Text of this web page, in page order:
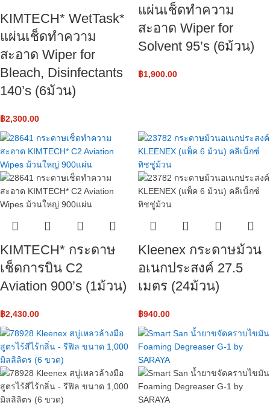
KIMTECH* WetTask*
แผ่นเช็ดทำความ
สะอาด Wiper for
Bleach, Disinfectants
140’s (6ม้วน)
฿2,300.00
แผ่นเช็ดทำความ
สะอาด Wiper for
Solvent 95’s (6ม้วน)
฿1,900.00
KIMTECH* กระดาษ
เช็ดการบิน C2
Aviation 900’s (1ม้วน)
฿2,430.00
Kleenex กระดาษม้วน
อเนกประสงค์ 27.5
เมตร (24ม้วน)
฿940.00